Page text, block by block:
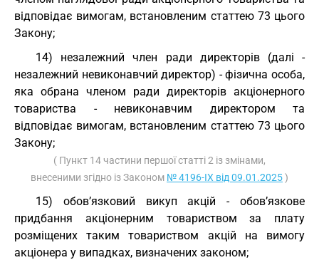
відповідає вимогам, встановленим статтею 73 цього
Закону;
14) незалежний член ради директорів (далі -
незалежний невиконавчий директор) - фізична особа,
яка обрана членом ради директорів акціонерного
товариства - невиконавчим директором та
відповідає вимогам, встановленим статтею 73 цього
Закону;
( Пункт 14 частини першої статті 2 із змінами,
внесеними згідно із Законом № 4196-IX від 09.01.2025)
15) обов’язковий викуп акцій - обов’язкове
придбання акціонерним товариством за плату
розміщених таким товариством акцій на вимогу
акціонера у випадках, визначених законом;